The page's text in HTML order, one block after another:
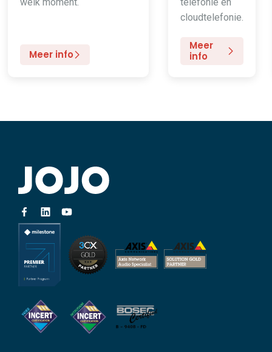
Meer info
cloudtelefonie.
Meer
info